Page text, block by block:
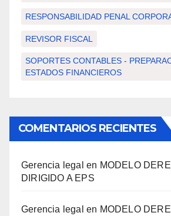
RESPONSABILIDAD PENAL
REVISOR FISCAL
SOPORTES CONTABLES -
ESTADOS FINANCIEROS
COMENTARIOS RECIENTES
Gerencia legal en MODELO
DIRIGIDO A EPS
Gerencia legal en MODELO